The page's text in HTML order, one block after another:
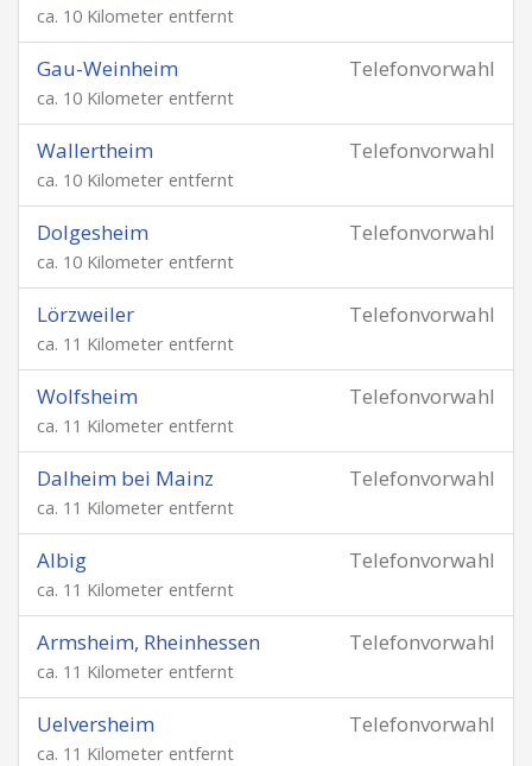
ca. 10 Kilometer entfernt
Telefonvorwahl
Gau-Weinheim
ca. 10 Kilometer entfernt
Telefonvorwahl
Wallertheim
ca. 10 Kilometer entfernt
Telefonvorwahl
Dolgesheim
ca. 10 Kilometer entfernt
Telefonvorwahl
Lörzweiler
ca. 11 Kilometer entfernt
Telefonvorwahl
Wolfsheim
ca. 11 Kilometer entfernt
Telefonvorwahl
Dalheim bei Mainz
ca. 11 Kilometer entfernt
Telefonvorwahl
Albig
ca. 11 Kilometer entfernt
Telefonvorwahl
Armsheim, Rheinhessen
ca. 11 Kilometer entfernt
Telefonvorwahl
Uelversheim
ca. 11 Kilometer entfernt